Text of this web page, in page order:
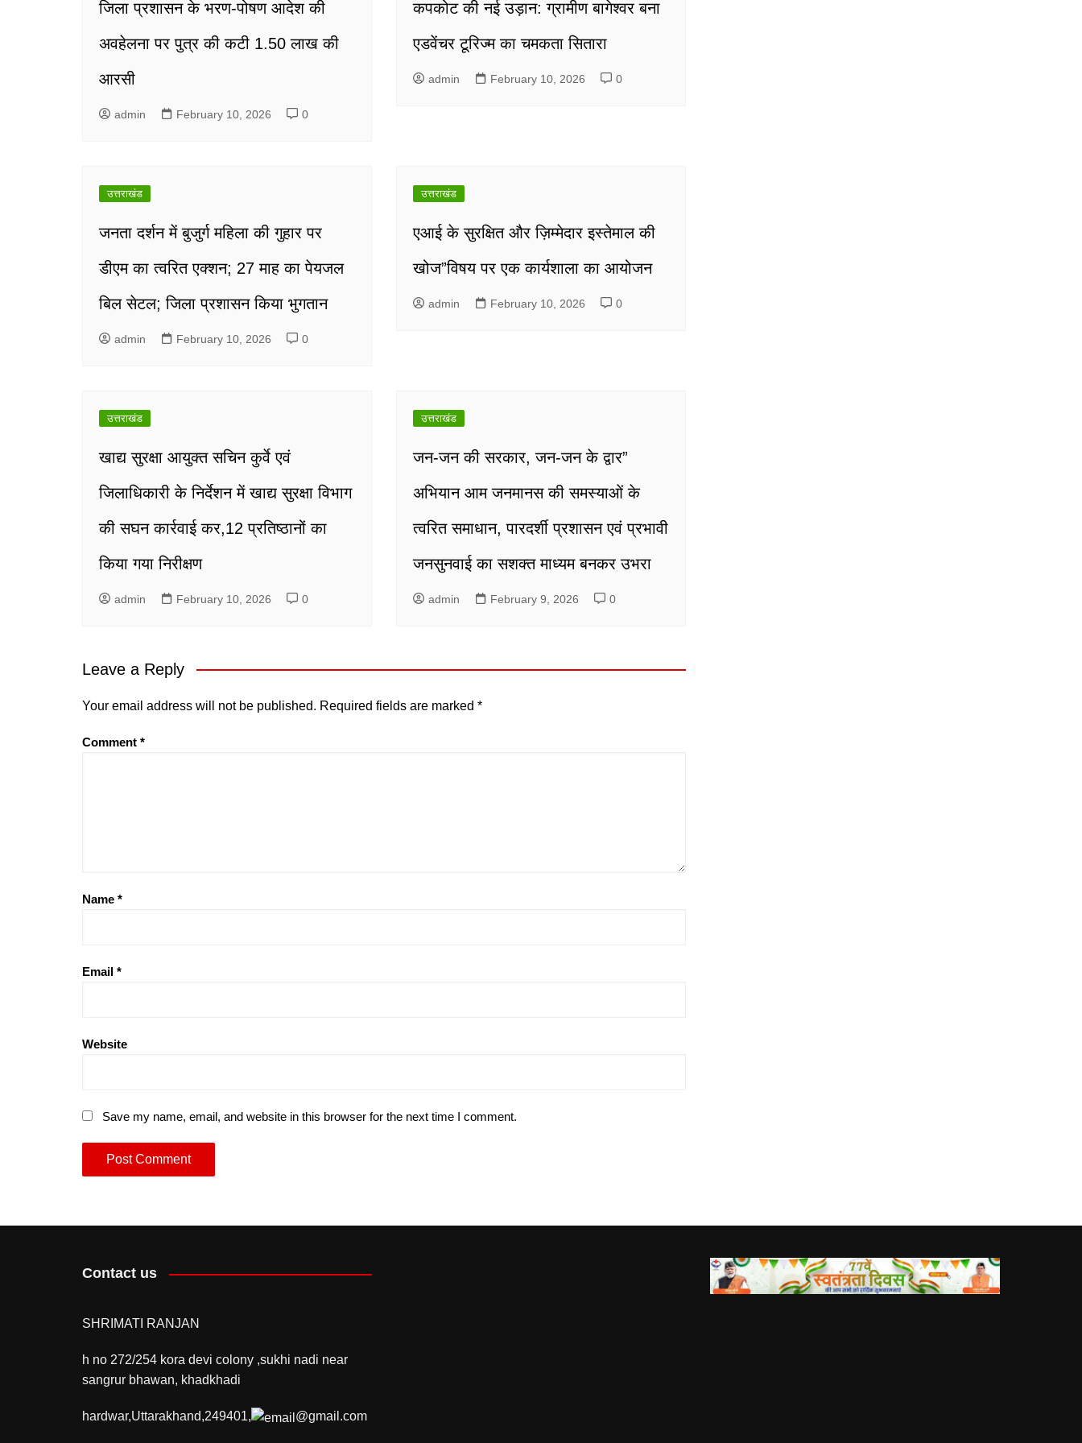
जिला प्रशासन के भरण-पोषण आदेश की
अवहेलना पर पुत्र की कटी 1.50 लाख की
आरसी
admin February 10, 2026 0
कपकोट की नई उड़ान: ग्रामीण बागेश्वर बना
एडवेंचर टूरिज्म का चमकता सितारा
admin February 10, 2026 0
उत्तराखंड
जनता दर्शन में बुजुर्ग महिला की गुहार पर
डीएम का त्वरित एक्शन; 27 माह का पेयजल
बिल सेटल; जिला प्रशासन किया भुगतान
admin February 10, 2026 0
उत्तराखंड
एआई के सुरक्षित और ज़िम्मेदार इस्तेमाल की
खोज”विषय पर एक कार्यशाला का आयोजन
admin February 10, 2026 0
उत्तराखंड
खाद्य सुरक्षा आयुक्त सचिन कुर्वे एवं
जिलाधिकारी के निर्देशन में खाद्य सुरक्षा विभाग
की सघन कार्रवाई कर,12 प्रतिष्ठानों का
किया गया निरीक्षण
admin February 10, 2026 0
उत्तराखंड
जन-जन की सरकार, जन-जन के द्वार”
अभियान आम जनमानस की समस्याओं के
त्वरित समाधान, पारदर्शी प्रशासन एवं प्रभावी
जनसुनवाई का सशक्त माध्यम बनकर उभरा
admin February 9, 2026 0
Leave a Reply
Your email address will not be published. Required fields are marked *
Comment *
Name *
Email *
Website
Save my name, email, and website in this browser for the next time I comment.
Contact us
SHRIMATI RANJAN
h no 272/254 kora devi colony ,sukhi nadi near
sangrur bhawan, khadkhadi
hardwar,Uttarakhand,249401, @gmail.com